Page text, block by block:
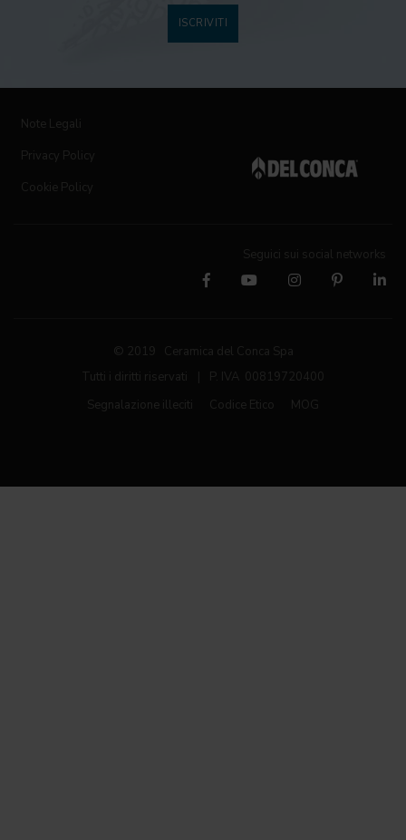
ISCRIVITI
Note Legali
Privacy Policy
Cookie Policy
Seguici sui social networks
© 2019 Ceramica del Conca Spa
Tutti i diritti riservati
P. IVA 00819720400
Segnalazione illeciti
Codice Etico MOG